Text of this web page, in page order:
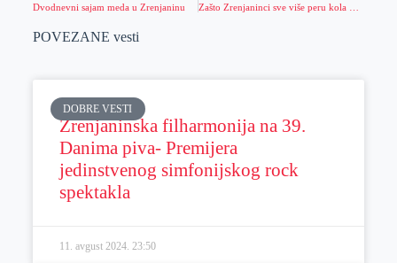
Dvodnevni sajam meda u Zrenjaninu
POVEZANE vesti
DOBRE VESTI
Zrenjaninska filharmonija na 39.
Danima piva- Premijera
jedinstvenog simfonijskog rock
spektakla
11. avgust 2024. 23:50